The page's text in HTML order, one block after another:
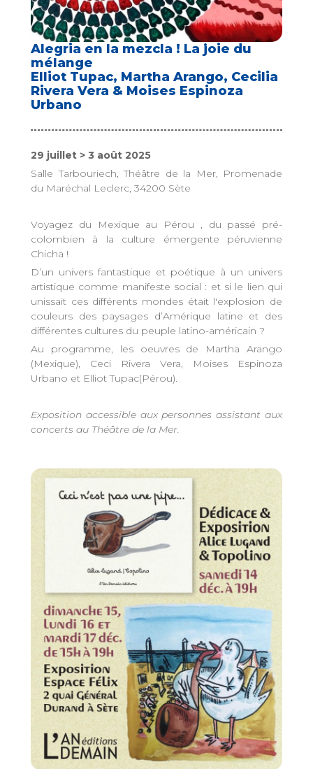
Alegria en la mezcla ! La joie du
mélange
Elliot Tupac, Martha Arango, Cecilia
Rivera Vera & Moises Espinoza
Urbano
29 juillet > 3 août 2025
Salle Tarbouriech, Théâtre de la Mer, Promenade
du Maréchal Leclerc, 34200 Sète
Voyagez du Mexique au Pérou , du passé pré-
colombien à la culture émergente péruvienne
Chicha !
D’un univers fantastique et poétique à un univers
artistique comme manifeste social : et si le lien qui
unissait ces différents mondes était l'explosion de
couleurs des paysages d’Amérique latine et des
différentes cultures du peuple latino-américain ?
Au programme, les oeuvres de Martha Arango
(Mexique), Ceci Rivera Vera, Moises Espinoza
Urbano et Elliot Tupac(Pérou).
Exposition accessible aux personnes assistant aux
concerts au Théâtre de la Mer.